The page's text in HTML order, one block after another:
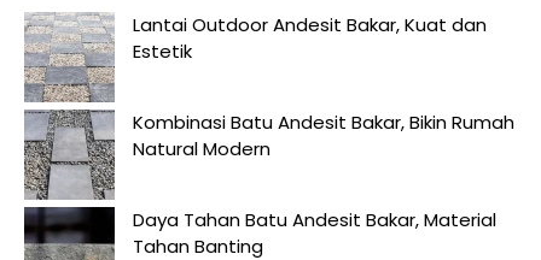
Lantai Outdoor Andesit Bakar, Kuat dan
Estetik
Kombinasi Batu Andesit Bakar, Bikin Rumah
Natural Modern
Daya Tahan Batu Andesit Bakar, Material
Tahan Banting